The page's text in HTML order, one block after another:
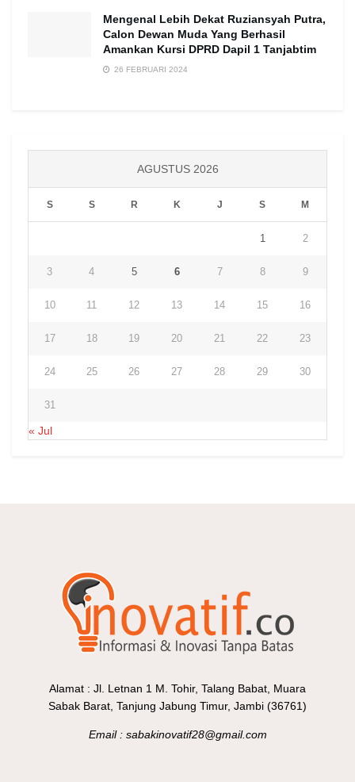
Mengenal Lebih Dekat Ruziansyah Putra,
Calon Dewan Muda Yang Berhasil
Amankan Kursi DPRD Dapil 1 Tanjabtim
26 FEBRUARI 2024
AGUSTUS 2026
S S R K J S M
1 2
3 4 5 6 7 8 9
10 11 12 13 14 15 16
17 18 19 20 21 22 23
24 25 26 27 28 29 30
31
« Jul
Alamat : Jl. Letnan 1 M. Tohir, Talang Babat, Muara
Sabak Barat, Tanjung Jabung Timur, Jambi (36761)
Email : sabakinovatif28@gmail.com